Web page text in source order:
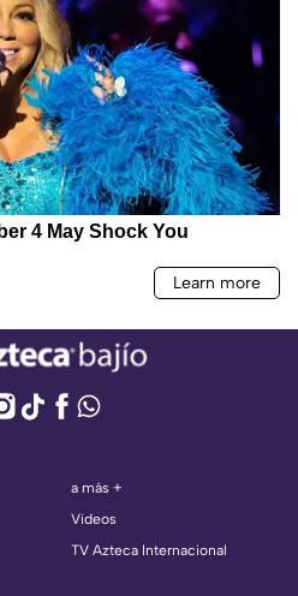
a más +
Videos
TV Azteca Internacional